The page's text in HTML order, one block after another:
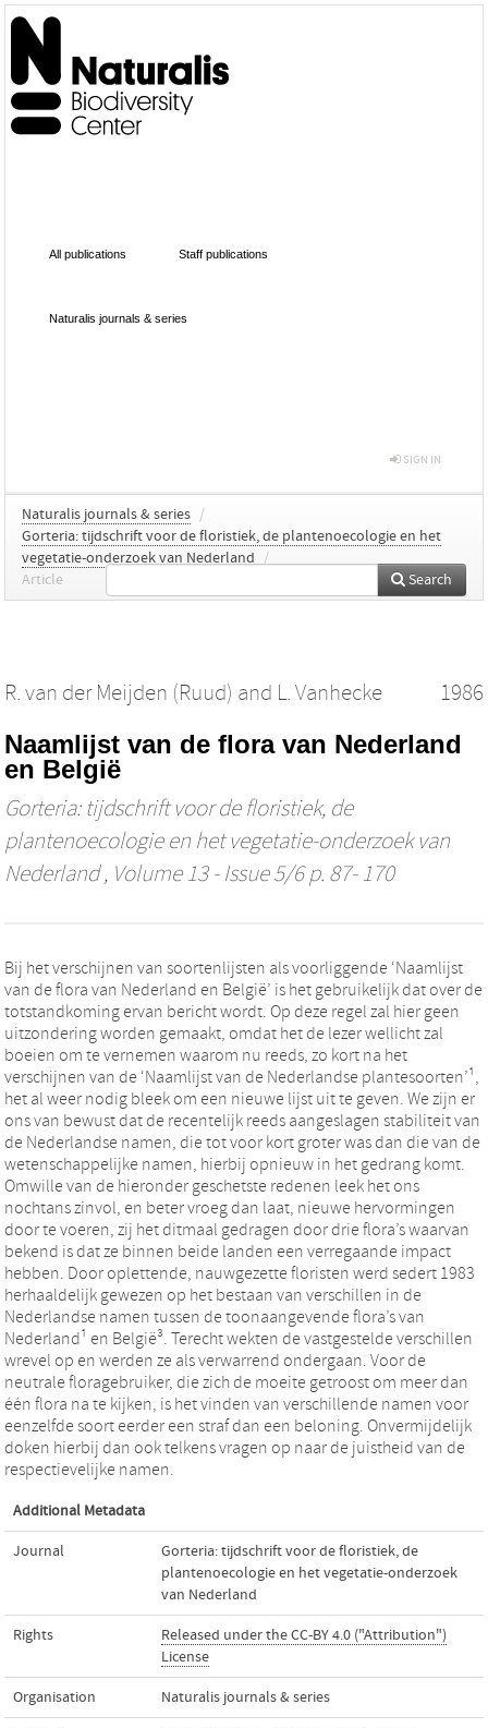
All publications Staff publications
Naturalis journals & series
SIGN IN
Naturalis journals & series /
Gorteria: tijdschrift voor de floristiek, de plantenoecologie en het
vegetatie-onderzoek van Nederland
/
Article
Search
R. van der Meijden (Ruud) and L. Vanhecke 1986
Naamlijst van de flora van Nederland
en België
Gorteria: tijdschrift voor de floristiek, de
plantenoecologie en het vegetatie-onderzoek van
Nederland, Volume 13 - Issue 5/6 p. 87- 170
Bij het verschijnen van soortenlijsten als voorliggende ‘Naamlijst
van de flora van Nederland en België’ is het gebruikelijk dat over de
totstandkoming ervan bericht wordt. Op deze regel zal hier geen
uitzondering worden gemaakt, omdat het de lezer wellicht zal
boeien om te vernemen waarom nu reeds, zo kort na het
verschijnen van de ‘Naamlijst van de Nederlandse plantesoorten’¹,
het al weer nodig bleek om een nieuwe lijst uit te geven. We zijn er
ons van bewust dat de recentelijk reeds aangeslagen stabiliteit van
de Nederlandse namen, die tot voor kort groter was dan die van de
wetenschappelijke namen, hierbij opnieuw in het gedrang komt.
Omwille van de hieronder geschetste redenen leek het ons
nochtans zinvol, en beter vroeg dan laat, nieuwe hervormingen
door te voeren, zij het ditmaal gedragen door drie flora’s waarvan
bekend is dat ze binnen beide landen een verregaande impact
hebben. Door oplettende, nauwgezette floristen werd sedert 1983
herhaaldelijk gewezen op het bestaan van verschillen in de
Nederlandse namen tussen de toonaangevende flora’s van
Nederland¹ en België³. Terecht wekten de vastgestelde verschillen
wrevel op en werden ze als verwarrend ondergaan. Voor de
neutrale floragebruiker, die zich de moeite getroost om meer dan
één flora na te kijken, is het vinden van verschillende namen voor
eenzelfde soort eerder een straf dan een beloning. Onvermijdelijk
doken hierbij dan ook telkens vragen op naar de juistheid van de
respectievelijke namen.
Additional Metadata
Journal
Gorteria: tijdschrift voor de floristiek, de
plantenoecologie en het vegetatie-onderzoek
van Nederland
Rights
Released under the CC-BY 4.0 ("Attribution")
License
Organisation Naturalis journals & series